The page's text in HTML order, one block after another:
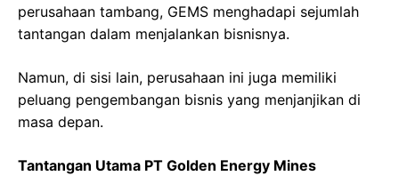
perusahaan tambang, GEMS menghadapi sejumlah
tantangan dalam menjalankan bisnisnya.
Namun, di sisi lain, perusahaan ini juga memiliki
peluang pengembangan bisnis yang menjanjikan di
masa depan.
Tantangan Utama PT Golden Energy Mines